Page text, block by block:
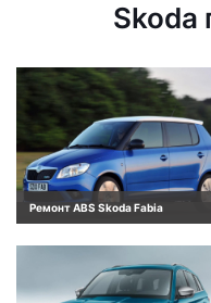
Skoda
Ремонт ABS Skoda Fabia